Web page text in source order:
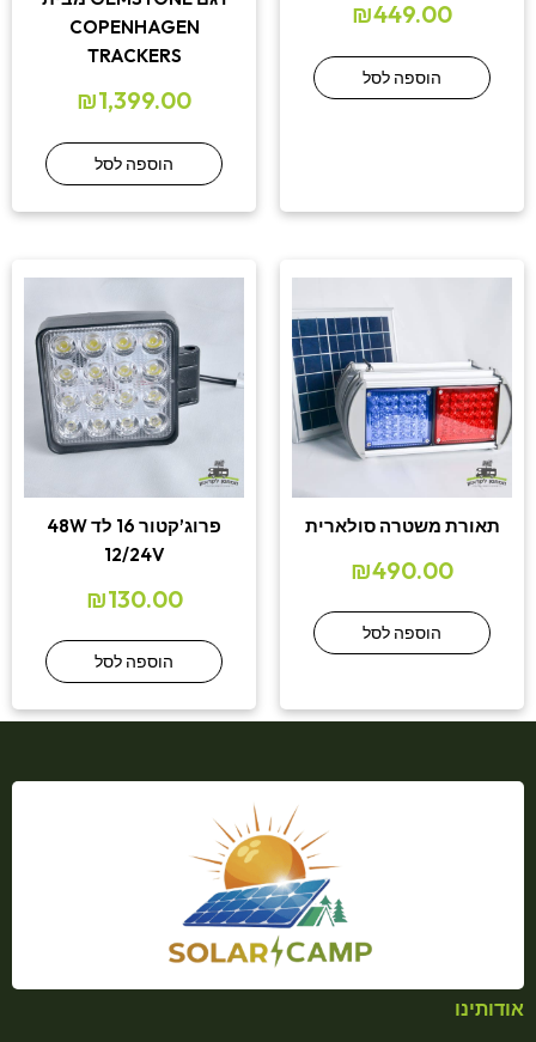
₪449.00
הוספה לסל
COPENHAGEN
TRACKERS
₪1,399.00
הוספה לסל
תאורת משטרה סולארית
₪490.00
הוספה לסל
פרוג’קטור 16 לד 48W
12/24V
₪130.00
הוספה לסל
אודותינו